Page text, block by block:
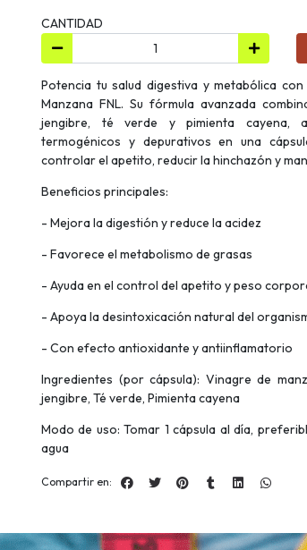
CANTIDAD
Potencia tu salud digestiva y metabólica
Manzana FNL. Su fórmula avanzada
jengibre, té verde y pimienta cayena,
termogénicos y depurativos en una
controlar el apetito, reducir la hinchazón y
Beneficios principales:
- Mejora la digestión y reduce la acidez
- Favorece el metabolismo de grasas
- Ayuda en el control del apetito y peso
- Apoya la desintoxicación natural del
- Con efecto antioxidante y antiinflamatorio
Ingredientes (por cápsula): Vinagre de
jengibre, Té verde, Pimienta cayena
Modo de uso: Tomar 1 cápsula al día,
agua
Compartir en: